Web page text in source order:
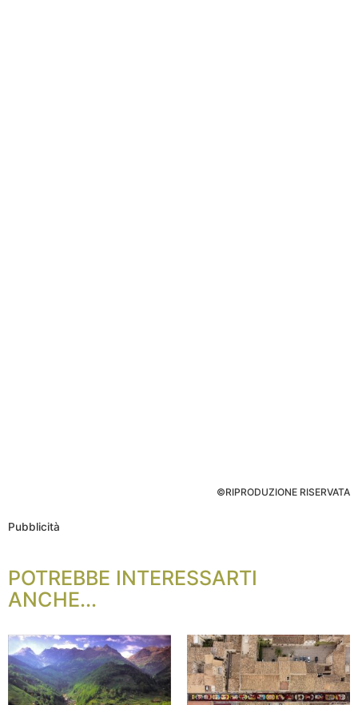
©RIPRODUZIONE RISERVATA
Pubblicità
POTREBBE INTERESSARTI
ANCHE...